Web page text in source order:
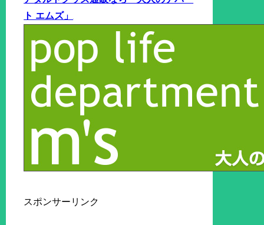
ト エムズ」
スポンサーリンク